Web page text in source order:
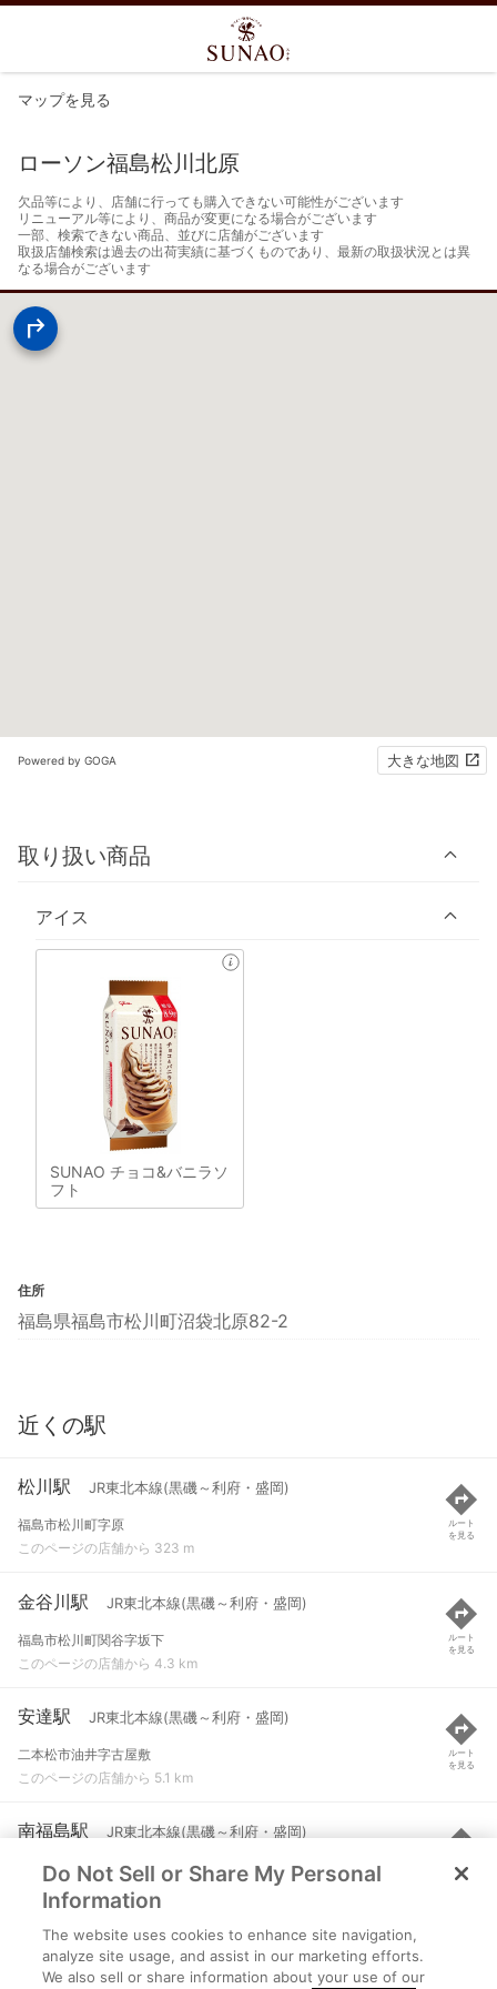
マップを見る
ローソン福島松川北原
欠品等により、店舗に行っても購入できない可能性がございます
リニューアル等により、商品が変更になる場合がございます
一部、検索できない商品、並びに店舗がございます
取扱店舗検索は過去の出荷実績に基づくものであり、最新の取扱状況とは異
なる場合がございます
Powered by GOGA 大きな地図
取り扱い商品
アイス
SUNAO チョコ&バニラソ
フト
住所
福島県福島市松川町沼袋北原82-2
近くの駅
松川駅 JR東北本線(黒磯～利府・盛岡)
福島市松川町字原
このページの店舗から 323 m
ルート
を見る
金谷川駅 JR東北本線(黒磯～利府・盛岡)
福島市松川町関谷字坂下
このページの店舗から 4.3 km
ルート
を見る
安達駅 JR東北本線(黒磯～利府・盛岡)
二本松市油井字古屋敷
このページの店舗から 5.1 km
ルート
を見る
南福島駅 JR東北本線(黒磯～利府・盛岡)
福島市永井川字壇ノ腰
このページの店舗から 8.2 km
ルート
を見る
二本松駅 JR東北本線(黒磯～利府・盛岡)
二本松市本町２丁目
Do Not Sell or Share My Personal
Information
The website uses cookies to enhance site navigation,
analyze site usage, and assist in our marketing efforts.
We also sell or share information about your use of our